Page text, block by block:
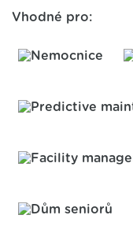
Vhodné pro: